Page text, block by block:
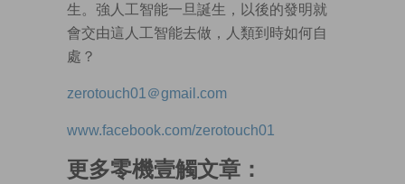
生。強人工智能一旦誕生，以後的發明就
會交由這人工智能去做，人類到時如何自
處？
zerotouch01＠gmail.com
www.facebook.com/zerotouch01
更多零機壹觸文章：